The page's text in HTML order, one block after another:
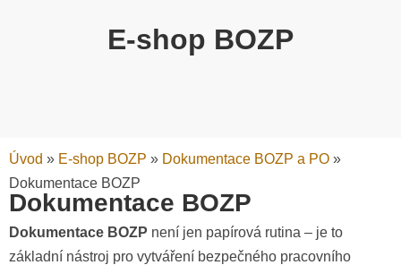
E-shop BOZP
Úvod » E-shop BOZP » Dokumentace BOZP a PO »
Dokumentace BOZP
Dokumentace BOZP
Dokumentace BOZP není jen papírová rutina – je to
základní nástroj pro vytváření bezpečného pracovního